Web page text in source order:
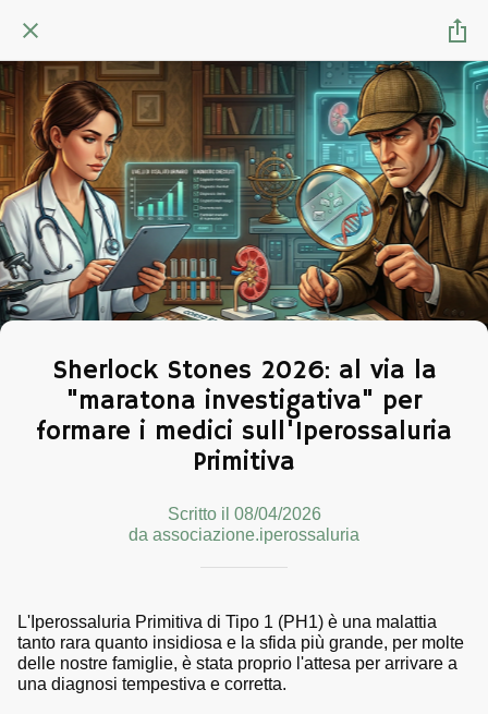
Sherlock Stones 2026: al via la
"maratona investigativa" per
formare i medici sull'Iperossaluria
Primitiva
Scritto il 08/04/2026
da associazione.iperossaluria
L'Iperossaluria Primitiva di Tipo 1 (PH1) è una malattia
tanto rara quanto insidiosa e la sfida più grande, per molte
delle nostre famiglie, è stata proprio l'attesa per arrivare a
una diagnosi tempestiva e corretta.